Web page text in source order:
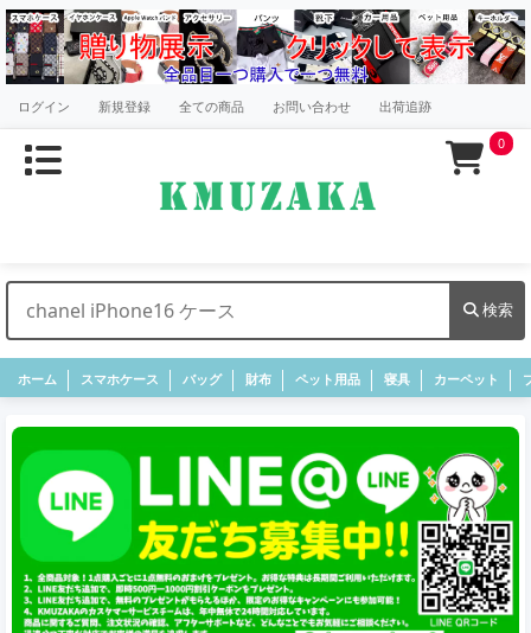
ログイン 新規登録 全ての商品 お問い合わせ 出荷追跡
0
検索
ホーム スマホケース バッグ 財布 ペット用品 寝具 カーペット